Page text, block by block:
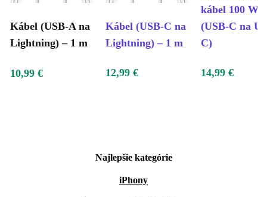
Kábel (USB-A na
Lightning) – 1 m
Kábel (USB-C na
Lightning) – 1 m
kábel 100 W,
(USB-C na
C)
10,99 € 12,99 € 14,99 €
Najlepšie kategórie
iPhony